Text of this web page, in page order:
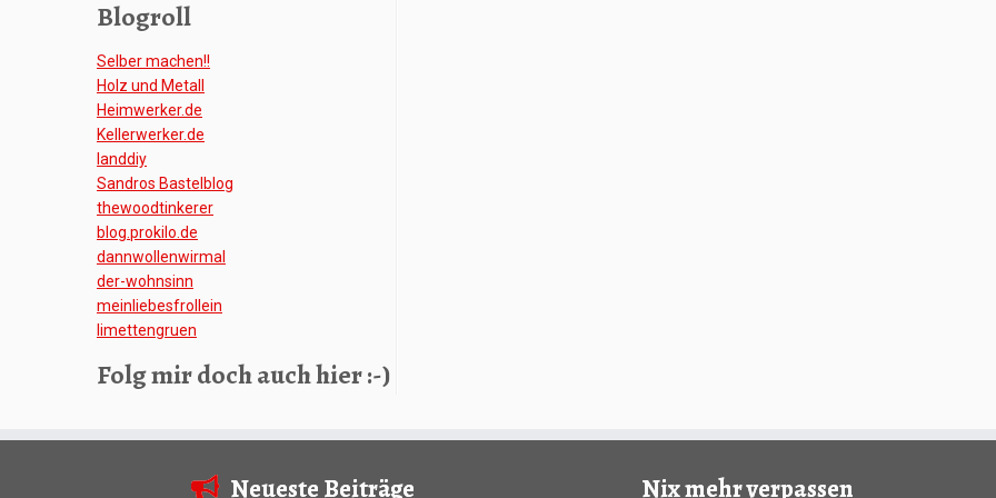
Blogroll
Selber machen!!
Holz und Metall
Heimwerker.de
Kellerwerker.de
Ianddiy
Sandros Bastelblog
thewoodtinkerer
blog.prokilo.de
dannwollenwirmal
der-wohnsinn
meinliebesfrollein
limettengruen
Folg mir doch auch hier :-)
Neueste Beiträge Nix mehr verpassen